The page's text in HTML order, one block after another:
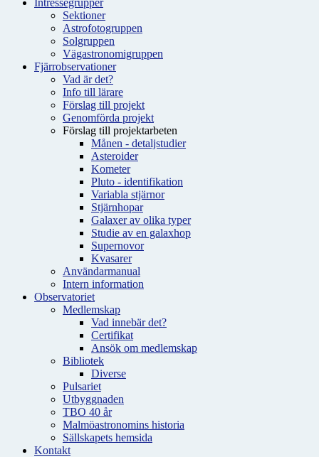
Intressegrupper
Sektioner
Astrofotogruppen
Solgruppen
Vägastronomigruppen
Fjärrobservationer
Vad är det?
Info till lärare
Förslag till projekt
Genomförda projekt
Förslag till projektarbeten
Månen - detaljstudier
Asteroider
Kometer
Pluto - identifikation
Variabla stjärnor
Stjärnhopar
Galaxer av olika typer
Studie av en galaxhop
Supernovor
Kvasarer
Användarmanual
Intern information
Observatoriet
Medlemskap
Vad innebär det?
Certifikat
Ansök om medlemskap
Bibliotek
Diverse
Pulsariet
Utbyggnaden
TBO 40 år
Malmöastronomins historia
Sällskapets hemsida
Kontakt